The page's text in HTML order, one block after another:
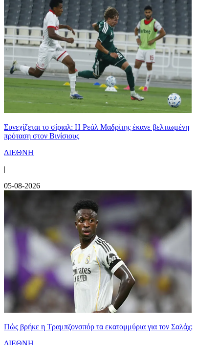
Συνεχίζεται το σίριαλ: Η Ρεάλ Μαδρίτης έκανε βελτιωμένη
πρόταση στον Βινίσιους
ΔΙΕΘΝΗ
|
05-08-2026
Πώς βρήκε η Τραμπζονσπόρ τα εκατομμύρια για τον Σαλάχ;
ΔΙΕΘΝΗ